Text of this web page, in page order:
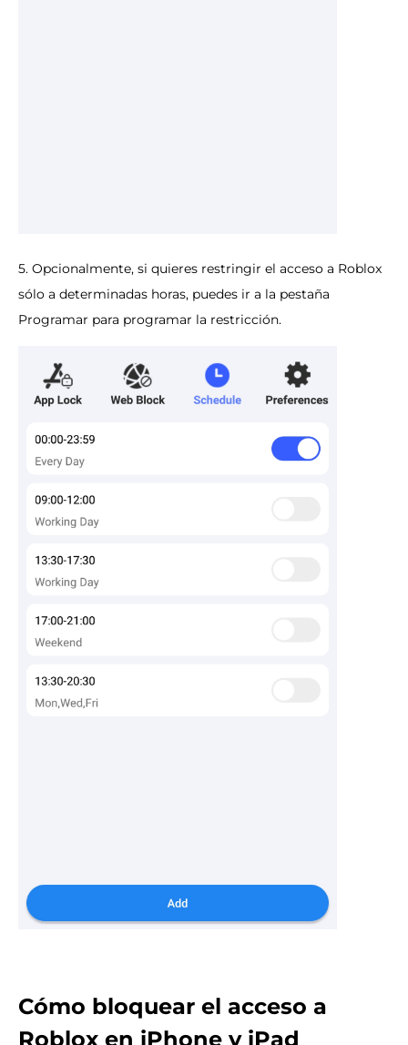
5. Opcionalmente, si quieres restringir el acceso a Roblox
sólo a determinadas horas, puedes ir a la pestaña
Programar para programar la restricción.
Cómo bloquear el acceso a
Roblox en iPhone y iPad